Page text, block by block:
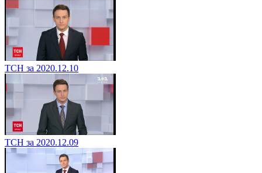
ТСН за 2020.12.10
ТСН за 2020.12.09